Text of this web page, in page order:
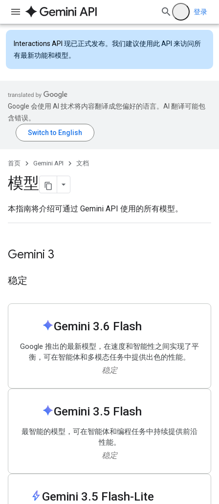
登录
Interactions API 现已正式发布。我们建议使用此 API 来访问所
有最新功能和模型。
Google 会使用 AI 技术将内容翻译成您偏好的语言。AI 翻译可能包
含错误。
首页 Gemini API 文档
模型
本指南将介绍可通过 Gemini API 使用的所有模型。
Gemini 3
稳定
sparkGemini 3.6 Flash
Google 推出的最新模型，在速度和智能性之间实现了平
衡，可在智能体和多模态任务中提供出色的性能。
稳定
sparkGemini 3.5 Flash
最智能的模型，可在智能体和编程任务中持续提供前沿
性能。
稳定
boltGemini 3.5 Flash-Lite